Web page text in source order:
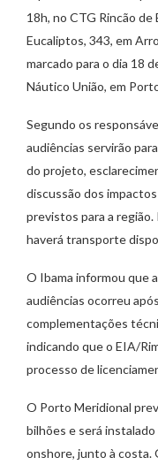
18h, no CTG Rincão de
Eucaliptos, 343, em
marcado para o dia 18
Náutico União, em
Segundo os
audiências servirão
do projeto,
discussão dos
previstos para a região.
haverá transporte
O Ibama informou que
audiências ocorreu
complementações
indicando que o EIA/
processo de
O Porto Meridional
bilhões e será
onshore, junto à costa.